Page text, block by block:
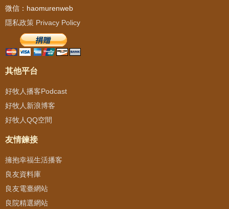
微信：haomurenweb
隱私政策 Privacy Policy
其他平台
好牧人播客Podcast
好牧人新浪博客
好牧人QQ空間
友情鍊接
擁抱幸福生活播客
良友資料庫
良友電臺網站
良院精選網站